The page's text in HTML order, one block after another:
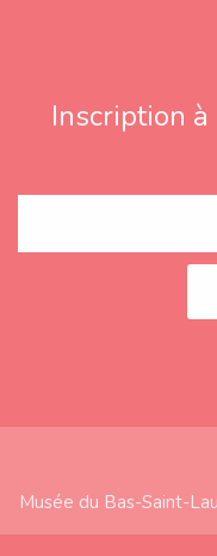
Inscription
Musée du Bas-Saint-
Subfooter